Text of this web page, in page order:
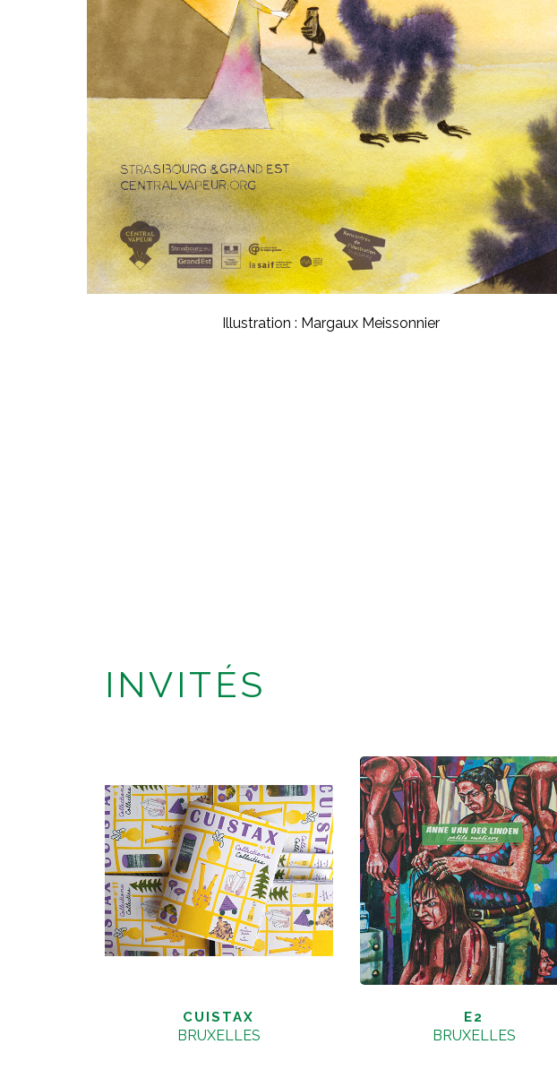
Illustration : Margaux Meissonnier
INVITÉS
CUISTAX
BRUXELLES
E2
BRUXELLES